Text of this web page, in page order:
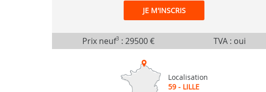
JE M'INSCRIS
Prix neuf3 :29500 € TVA : oui
Localisation
59 - LILLE